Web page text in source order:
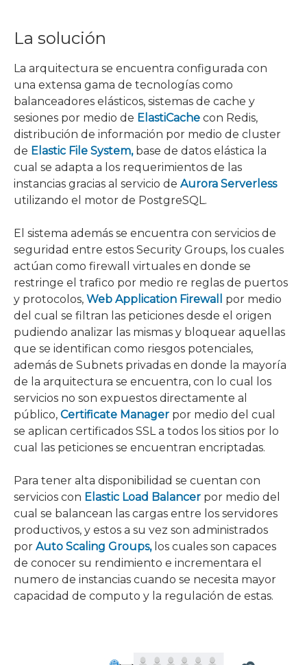
La solución
La arquitectura se encuentra configurada con
una extensa gama de tecnologías como
balanceadores elásticos, sistemas de cache y
sesiones por medio de ElastiCache con Redis,
distribución de información por medio de cluster
de Elastic File System, base de datos elástica la
cual se adapta a los requerimientos de las
instancias gracias al servicio de Aurora Serverless
utilizando el motor de PostgreSQL.
El sistema además se encuentra con servicios de
seguridad entre estos Security Groups, los cuales
actúan como firewall virtuales en donde se
restringe el trafico por medio re reglas de puertos
y protocolos, Web Application Firewall por medio
del cual se filtran las peticiones desde el origen
pudiendo analizar las mismas y bloquear aquellas
que se identifican como riesgos potenciales,
además de Subnets privadas en donde la mayoría
de la arquitectura se encuentra, con lo cual los
servicios no son expuestos directamente al
público, Certificate Manager por medio del cual
se aplican certificados SSL a todos los sitios por lo
cual las peticiones se encuentran encriptadas.
Para tener alta disponibilidad se cuentan con
servicios con Elastic Load Balancer por medio del
cual se balancean las cargas entre los servidores
productivos, y estos a su vez son administrados
por Auto Scaling Groups, los cuales son capaces
de conocer su rendimiento e incrementara el
numero de instancias cuando se necesita mayor
capacidad de computo y la regulación de estas.